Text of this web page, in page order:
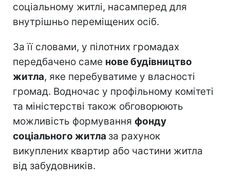
соціальному житлі, насамперед для
внутрішньо переміщених осіб.
За її словами, у пілотних громадах
передбачено саме нове будівництво
житла, яке перебуватиме у власності
громад. Водночас у профільному комітеті
та міністерстві також обговорюють
можливість формування фонду
соціального житла за рахунок
викуплених квартир або частини житла
від забудовників.